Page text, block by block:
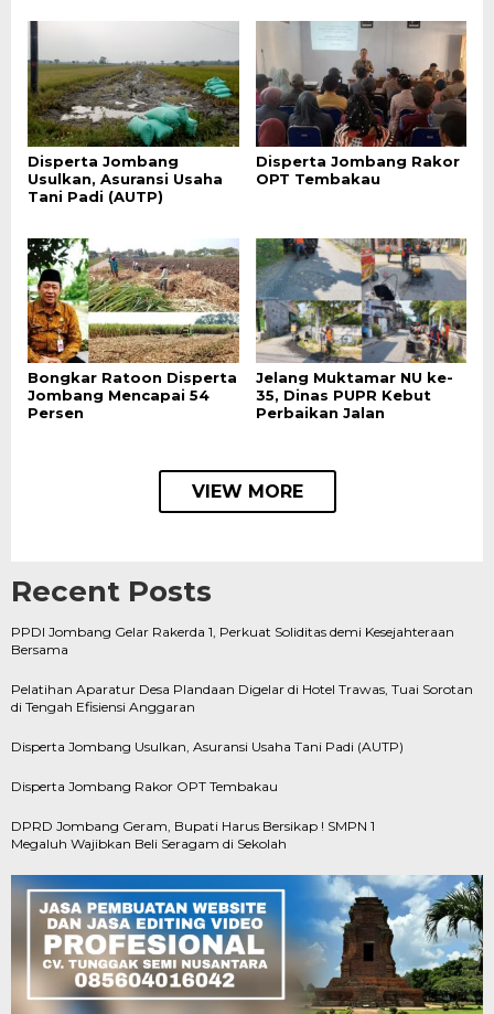
Disperta Jombang
Usulkan, Asuransi Usaha
Tani Padi (AUTP)
Disperta Jombang Rakor
OPT Tembakau
Bongkar Ratoon Disperta
Jombang Mencapai 54
Persen
Jelang Muktamar NU ke-
35, Dinas PUPR Kebut
Perbaikan Jalan
VIEW MORE
Recent Posts
PPDI Jombang Gelar Rakerda 1, Perkuat Soliditas demi Kesejahteraan
Bersama
Pelatihan Aparatur Desa Plandaan Digelar di Hotel Trawas, Tuai Sorotan
di Tengah Efisiensi Anggaran
Disperta Jombang Usulkan, Asuransi Usaha Tani Padi (AUTP)
Disperta Jombang Rakor OPT Tembakau
DPRD Jombang Geram, Bupati Harus Bersikap ! SMPN 1
Megaluh Wajibkan Beli Seragam di Sekolah